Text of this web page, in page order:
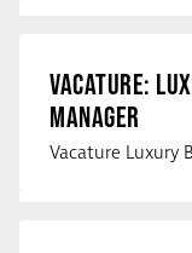
VACATURE:
MANAGER